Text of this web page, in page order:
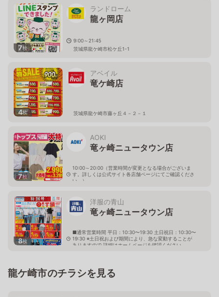
7枚
ランドローム
龍ヶ岡店
9:00～21:45
茨城県龍ケ崎市松ケ丘1-1
4枚
アベイル
竜ケ崎店
茨城県龍ケ崎市藤ヶ丘４－２－１
7枚
AOKI
竜ヶ崎ニュータウン店
10:00～20:00（営業時間が変更となる場合がございま
す。詳しくは公式サイト各店舗ページにてご確認くださ
い。）
8枚
洋服の青山
竜ヶ崎ニュータウン店
■通常営業時間 平日：10:30〜19:30 土日祝日：10:30〜
19:30 ※土日祝および期間により、急な変動することが
ありますので 詳細はホームページを確認ください
龍ケ崎市のチラシを見る